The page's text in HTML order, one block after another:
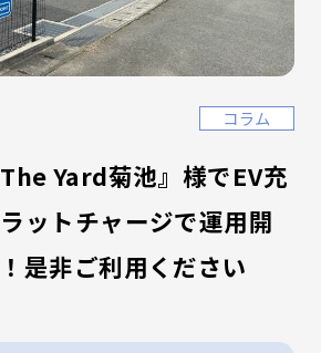
コラム
The Yard菊池』様でEV充
ットチャージで運用開
是非ご利用ください